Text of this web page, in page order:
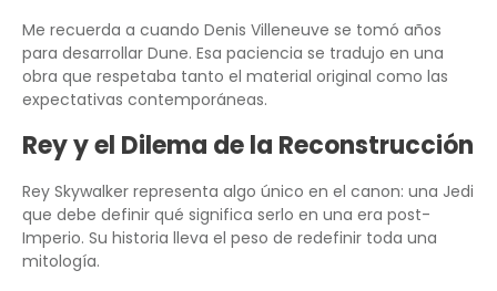
Me recuerda a cuando Denis Villeneuve se tomó años
para desarrollar Dune. Esa paciencia se tradujo en una
obra que respetaba tanto el material original como las
expectativas contemporáneas.
Rey y el Dilema de la Reconstrucción
Rey Skywalker representa algo único en el canon: una Jedi
que debe definir qué significa serlo en una era post-
Imperio. Su historia lleva el peso de redefinir toda una
mitología.